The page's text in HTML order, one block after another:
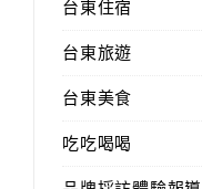
台東住宿
台東旅遊
台東美食
吃吃喝喝